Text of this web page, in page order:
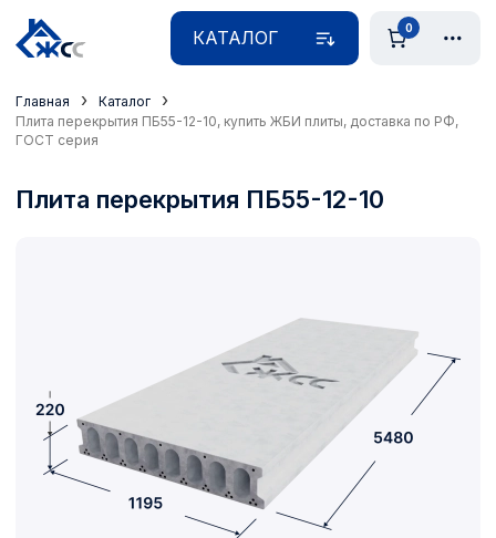
КАТАЛОГ 0
Главная › Каталог ›
Плита перекрытия ПБ55-12-10, купить ЖБИ плиты, доставка по РФ,
ГОСТ серия
Плита перекрытия ПБ55-12-10